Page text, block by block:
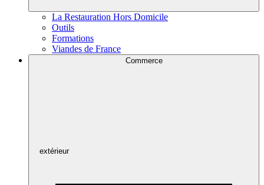
La Restauration Hors Domicile
Outils
Formations
Viandes de France
Commerce
extérieur